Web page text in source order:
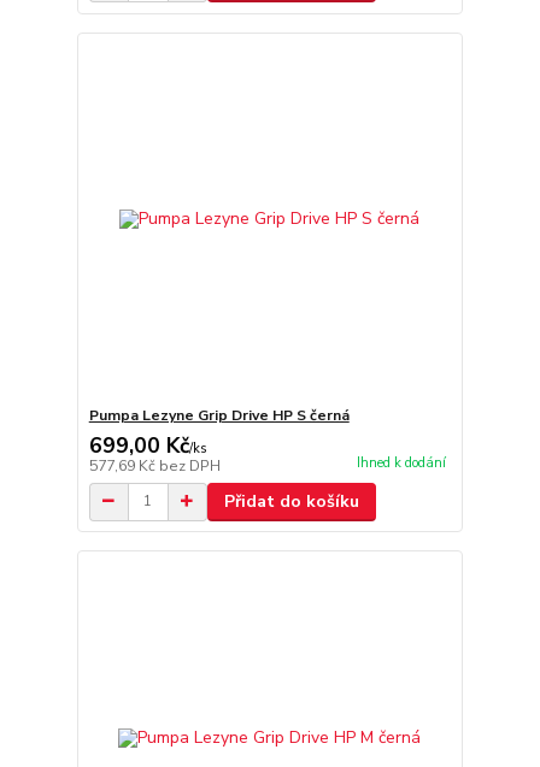
Pumpa Lezyne Grip Drive HP S černá
699,00 Kč/ks
577,69 Kč bez DPH Ihned k dodání
Přidat do košíku